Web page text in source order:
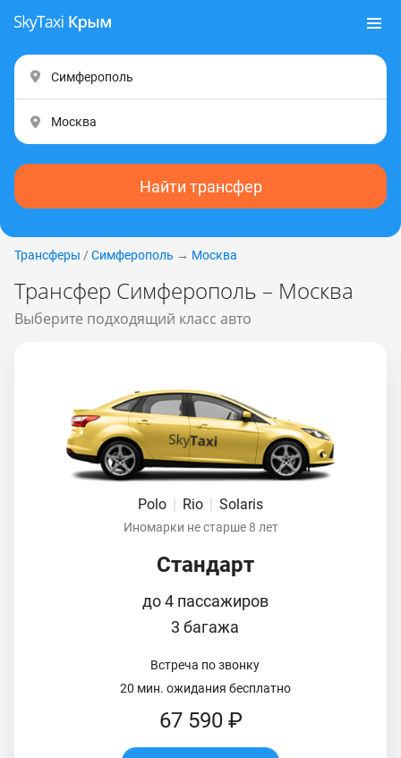
Найти трансфер
Трансферы / Симферополь → Москва
Трансфер Симферополь – Москва
Выберите подходящий класс авто
Polo | Rio | Solaris
Иномарки не старше 8 лет
Стандарт
до 4 пассажиров
3 багажа
Встреча по звонку
20 мин. ожидания бесплатно
67 590 ₽